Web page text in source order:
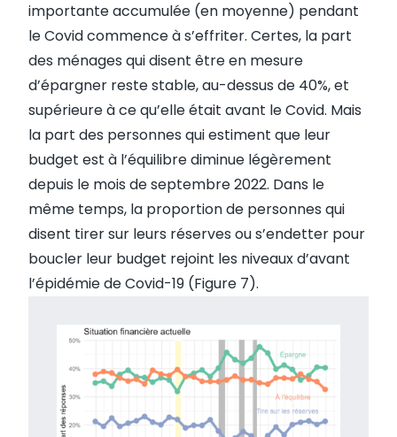
importante accumulée (en moyenne) pendant
le Covid commence à s’effriter. Certes, la part
des ménages qui disent être en mesure
d’épargner reste stable, au-dessus de 40%, et
supérieure à ce qu’elle était avant le Covid. Mais
la part des personnes qui estiment que leur
budget est à l’équilibre diminue légèrement
depuis le mois de septembre 2022. Dans le
même temps, la proportion de personnes qui
disent tirer sur leurs réserves ou s’endetter pour
boucler leur budget rejoint les niveaux d’avant
l’épidémie de Covid-19 (Figure 7).